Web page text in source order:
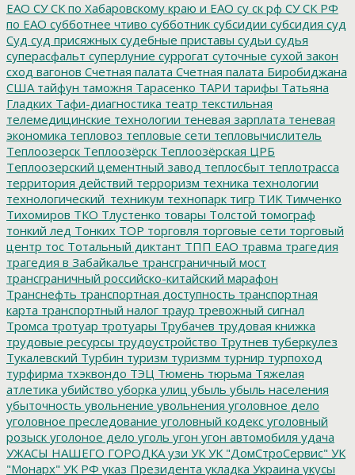
ЕАО СУ СК по Хабаровскому краю и ЕАО су ск рф СУ СК РФ
по ЕАО субботнее чтиво субботник субсидии субсидия суд
Суд суд присяжных судебные приставы судьи судья
суперасфальт суперлуние суррогат суточные сухой закон
сход вагонов Счетная палата Счетная палата Биробиджана
США тайфун таможня Тарасенко ТАРИ тарифы Татьяна
Гладких Тафи-диагностика театр текстильная
телемедицинские технологии теневая зарплата теневая
экономика тепловоз тепловые сети тепловычислитель
Теплоозерск Теплоозёрск Теплоозёрская ЦРБ
Теплоозерский цементный завод теплосбыт теплотрасса
территория действий терроризм техника технологии
технологический_техникум технопарк тигр ТИК Тимченко
Тихомиров ТКО Тлустенко товары Толстой томограф
тонкий лед Тонких ТОР торговля торговые сети торговый
центр тос Тотальный диктант ТПП ЕАО травма трагедия
трагедия в Забайкалье трансграничный мост
трансграничный российско-китайский марафон
Транснефть транспортная доступность транспортная
карта транспортный налог траур тревожный сигнал
Тромса тротуар тротуары Трубачев трудовая книжка
трудовые ресурсы трудоустройство Трутнев туберкулез
Тукалевский Турбин туризм туризмм турнир турпоход
турфирма тхэквондо ТЭЦ Тюмень тюрьма Тяжелая
атлетика убийство уборка улиц убыль убыль населения
убыточность увольнение увольнения уголовное дело
уголовное преследование уголовный кодекс уголовный
розыск уголоное дело уголь угон угон автомобиля удача
УЖАСЫ НАШЕГО ГОРОДКА узи УК УК "ДомСтроСервис" УК
"Монарх" УК РФ указ Президента укладка Украина укусы